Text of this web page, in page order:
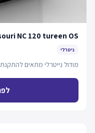
NC 120 tureen OS
ניטרלי
מודול נייטרלי מתאים